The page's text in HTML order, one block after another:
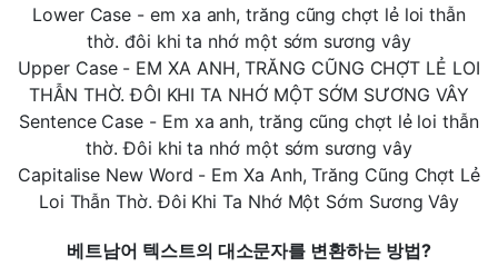
Lower Case - em xa anh, trăng cũng chợt lẻ loi thẫn
thờ. đôi khi ta nhớ một sớm sương vây
Upper Case - EM XA ANH, TRĂNG CŨNG CHỢT LẺ LOI
THẪN THỜ. ĐÔI KHI TA NHỚ MỘT SỚM SƯƠNG VÂY
Sentence Case - Em xa anh, trăng cũng chợt lẻ loi thẫn
thờ. Đôi khi ta nhớ một sớm sương vây
Capitalise New Word - Em Xa Anh, Trăng Cũng Chợt Lẻ
Loi Thẫn Thờ. Đôi Khi Ta Nhớ Một Sớm Sương Vây
베트남어 텍스트의 대소문자를 변환하는 방법?